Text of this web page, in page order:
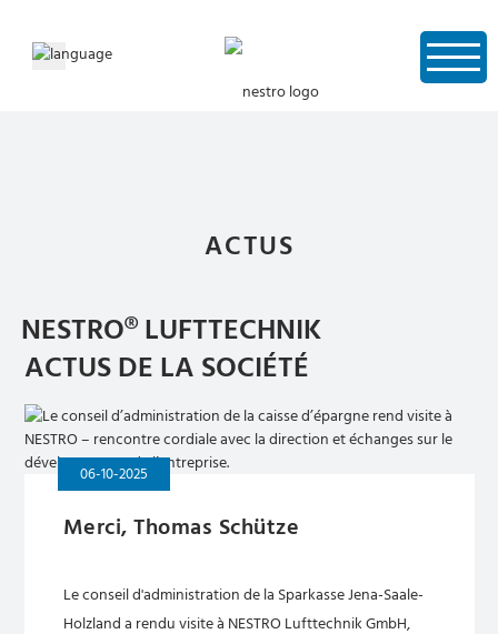
ACTUS
NESTRO® LUFTTECHNIK
ACTUS DE LA SOCIÉTÉ
06-10-2025
Merci, Thomas Schütze
Le conseil d'administration de la Sparkasse Jena-Saale-
Holzland a rendu visite à NESTRO Lufttechnik GmbH,